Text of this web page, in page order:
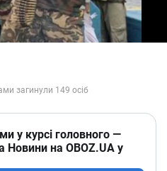
у курсі головного —
Новини на OBOZ.UA у